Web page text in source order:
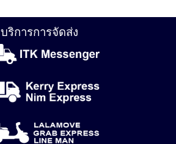
บริการการจัดส่ง